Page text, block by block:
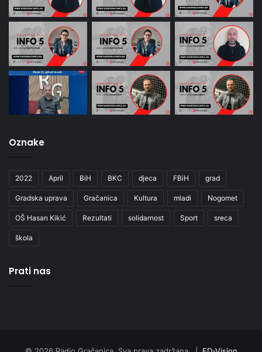
Oznake
2022 April BiH BKC djeca FBiH grad
Gradska uprava Gračanica Kultura mladi Nogomet
OŠ Hasan Kikić Rezultati solidarnost Sport sreca
škola
Prati nas